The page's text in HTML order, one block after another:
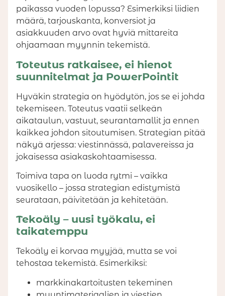
paikassa vuoden lopussa? Esimerkiksi liidien
määrä, tarjouskanta, konversiot ja
asiakkuuden arvo ovat hyviä mittareita
ohjaamaan myynnin tekemistä.
Toteutus ratkaisee, ei hienot
suunnitelmat ja PowerPointit
Hyväkin strategia on hyödytön, jos se ei johda
tekemiseen. Toteutus vaatii selkeän
aikataulun, vastuut, seurantamallit ja ennen
kaikkea johdon sitoutumisen. Strategian pitää
näkyä arjessa: viestinnässä, palavereissa ja
jokaisessa asiakaskohtaamisessa.
Toimiva tapa on luoda rytmi – vaikka
vuosikello – jossa strategian edistymistä
seurataan, päivitetään ja kehitetään.
Tekoäly – uusi työkalu, ei
taikatemppu
Tekoäly ei korvaa myyjää, mutta se voi
tehostaa tekemistä. Esimerkiksi:
markkinakartoitusten tekeminen